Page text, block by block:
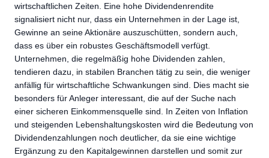
wirtschaftlichen Zeiten. Eine hohe Dividendenrendite
signalisiert nicht nur, dass ein Unternehmen in der Lage ist,
Gewinne an seine Aktionäre auszuschütten, sondern auch,
dass es über ein robustes Geschäftsmodell verfügt.
Unternehmen, die regelmäßig hohe Dividenden zahlen,
tendieren dazu, in stabilen Branchen tätig zu sein, die weniger
anfällig für wirtschaftliche Schwankungen sind. Dies macht sie
besonders für Anleger interessant, die auf der Suche nach
einer sicheren Einkommensquelle sind. In Zeiten von Inflation
und steigenden Lebenshaltungskosten wird die Bedeutung von
Dividendenzahlungen noch deutlicher, da sie eine wichtige
Ergänzung zu den Kapitalgewinnen darstellen und somit zur